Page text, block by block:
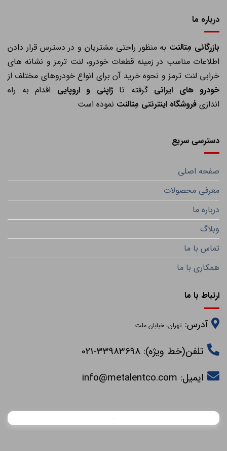
درباره ما
بازرگانی مِتالنتبه منظور راحتی مشتریان و در دسترس قرار دادن
اطلاعات مناسب در زمینه قطعات خودرو، لنت ترمز و نشانه های
خرابی لنت ترمز و نحوه خرید آن برای انواع خودروهای مختلف از
خودرو های ایرانیگرفته تاژاپنی و اروپاییاقدام به راه
اندازیفروشگاه اینترنتی مِتالنتنموده است
دسترسی سریع
صفحه اصلی
معرفی محصولات
درباره ما
وبلاگ
تماس با ما
همکاری با ما
ارتباط با ما
آدرس:تهران، خیابان ملت
تلفن(خط ویژه): 33983698-021
ایمیل:info@metalentco.com